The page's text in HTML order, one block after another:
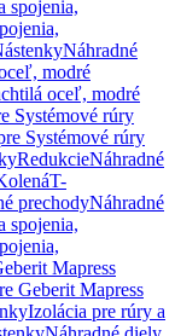
spojenia,
Náhradné
modré
oceľ, modré
Systémové rúry
Systémové rúry
RedukcieNáhradné
T-
prechodyNáhradné
spojenia,
Mapress
Geberit Mapress
Izolácia pre rúry a